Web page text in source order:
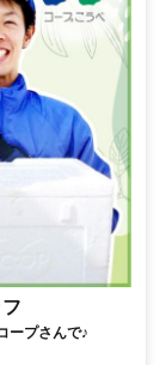
ープさんで♪